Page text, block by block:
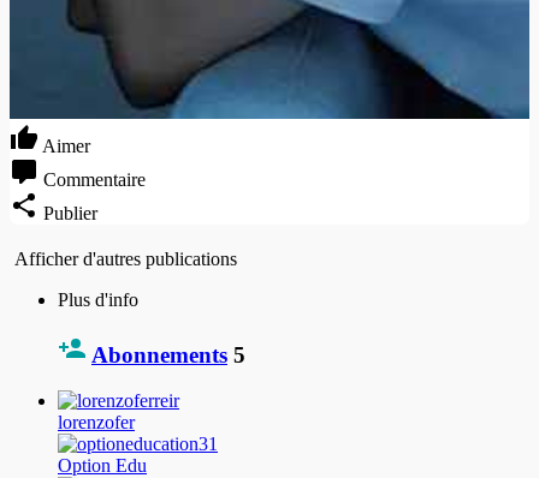
Aimer
Commentaire
Publier
Afficher d'autres publications
Plus d'info
Abonnements 5
lorenzofer
Option Edu